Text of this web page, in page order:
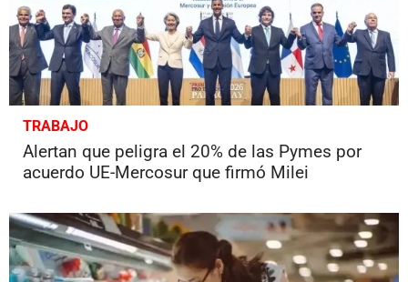
TRABAJO
Alertan que peligra el 20% de las Pymes por
acuerdo UE-Mercosur que firmó Milei